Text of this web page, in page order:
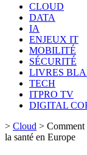
CLOUD
DATA
IA
ENJEUX IT
MOBILITÉ
SÉCURITÉ
LIVRES
TECH
ITPRO TV
DIGITAL
> Cloud > Comment
la santé en Europe